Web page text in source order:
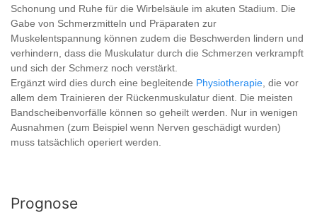
Schonung und Ruhe für die Wirbelsäule im akuten Stadium. Die
Gabe von Schmerzmitteln und Präparaten zur
Muskelentspannung können zudem die Beschwerden lindern und
verhindern, dass die Muskulatur durch die Schmerzen verkrampft
und sich der Schmerz noch verstärkt.
Ergänzt wird dies durch eine begleitende Physiotherapie , die vor
allem dem Trainieren der Rückenmuskulatur dient. Die meisten
Bandscheibenvorfälle können so geheilt werden. Nur in wenigen
Ausnahmen (zum Beispiel wenn Nerven geschädigt wurden)
muss tatsächlich operiert werden.
Prognose